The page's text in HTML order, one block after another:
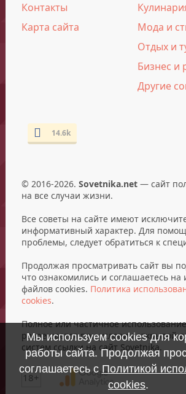
Контакты
Карта сайта
Мода и
Отдых и
Бизнес и
Другие
14.6k
© 2016-2026. Sovetnika.net— сайт
на все случаи жизни.
Все советы на сайте имеют
информативный характер. Для
проблемы, следует обратиться к
Продолжая просматривать сайт вы
что ознакомились и соглашаетесь на
файлов cookies. Политика
cookies.
Полное или частичное
разрешается при условии открытой
систем ссылки на сайт Sovetnika.
18+
Мы используем cookies для
работы сайта. Продолжая
соглашаетесь с Политикой
cookies.